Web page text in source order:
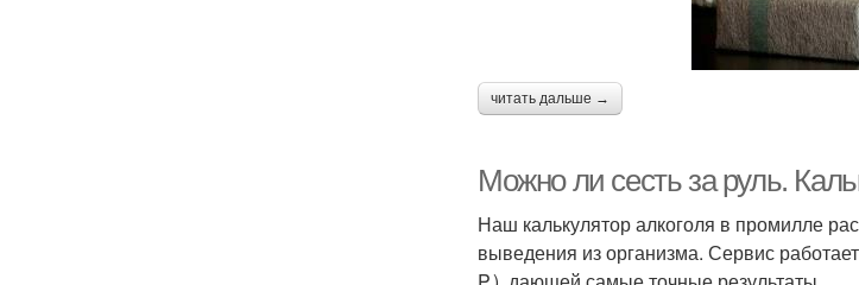
читать дальше →
Можно ли сесть за руль.
Наш калькулятор алкоголя в промилле
выведения из организма. Сервис